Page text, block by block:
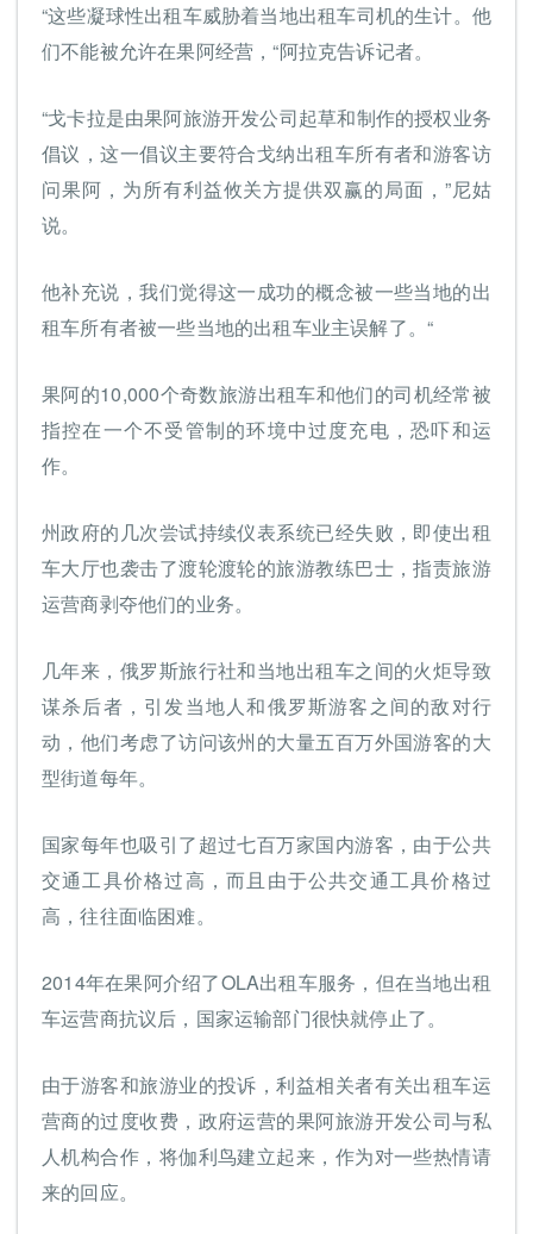
“这些凝球性出租车威胁着当地出租车司机的生计。他
们不能被允许在果阿经营，“阿拉克告诉记者。
“戈卡拉是由果阿旅游开发公司起草和制作的授权业务
倡议，这一倡议主要符合戈纳出租车所有者和游客访
问果阿，为所有利益攸关方提供双赢的局面，”尼姑
说。
他补充说，我们觉得这一成功的概念被一些当地的出
租车所有者被一些当地的出租车业主误解了。“
果阿的10,000个奇数旅游出租车和他们的司机经常被
指控在一个不受管制的环境中过度充电，恐吓和运
作。
州政府的几次尝试持续仪表系统已经失败，即使出租
车大厅也袭击了渡轮渡轮的旅游教练巴士，指责旅游
运营商剥夺他们的业务。
几年来，俄罗斯旅行社和当地出租车之间的火炬导致
谋杀后者，引发当地人和俄罗斯游客之间的敌对行
动，他们考虑了访问该州的大量五百万外国游客的大
型街道每年。
国家每年也吸引了超过七百万家国内游客，由于公共
交通工具价格过高，而且由于公共交通工具价格过
高，往往面临困难。
2014年在果阿介绍了OLA出租车服务，但在当地出租
车运营商抗议后，国家运输部门很快就停止了。
由于游客和旅游业的投诉，利益相关者有关出租车运
营商的过度收费，政府运营的果阿旅游开发公司与私
人机构合作，将伽利鸟建立起来，作为对一些热情请
来的回应。